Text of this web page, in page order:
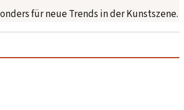
für neue Trends in der Kunstszene.